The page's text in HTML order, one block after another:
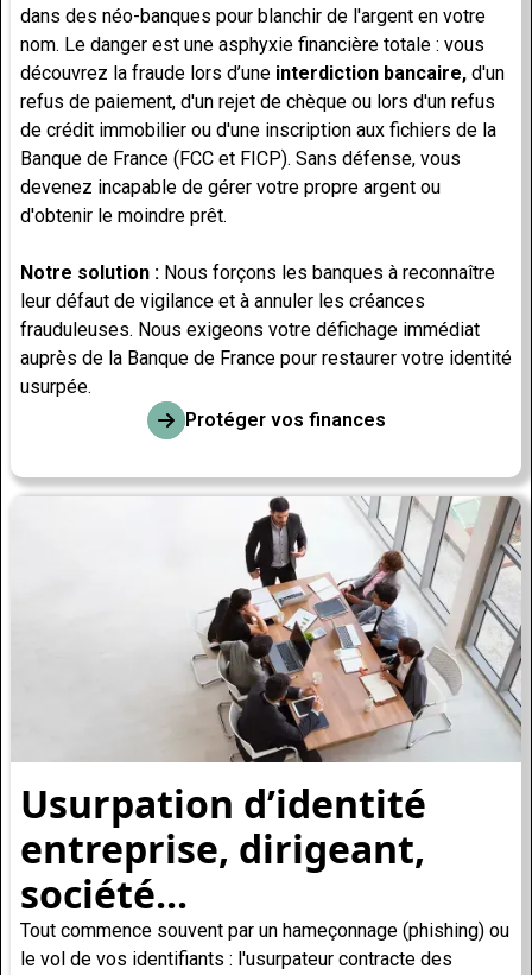
dans des néo-banques pour blanchir de l'argent en votre
nom. Le danger est une asphyxie financière totale : vous
découvrez la fraude lors d’une interdiction bancaire, d'un
refus de paiement, d'un rejet de chèque ou lors d'un refus
de crédit immobilier ou d'une inscription aux fichiers de la
Banque de France (FCC et FICP). Sans défense, vous
devenez incapable de gérer votre propre argent ou
d'obtenir le moindre prêt.
Notre solution : Nous forçons les banques à reconnaître
leur défaut de vigilance et à annuler les créances
frauduleuses. Nous exigeons votre défichage immédiat
auprès de la Banque de France pour restaurer votre identité
usurpée.
Protéger vos finances
Usurpation d’identité
entreprise, dirigeant,
société...
Tout commence souvent par un hameçonnage (phishing) ou
le vol de vos identifiants : l'usurpateur contracte des